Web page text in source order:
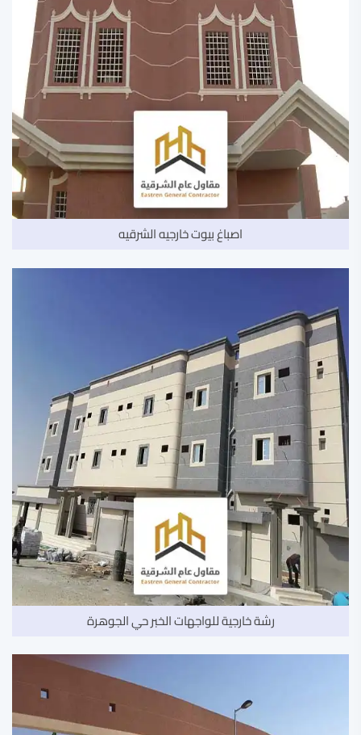
اصباغ بيوت خارجيه الشرقيه
رشة خارجية للواجهات الخبر حي الجوهرة